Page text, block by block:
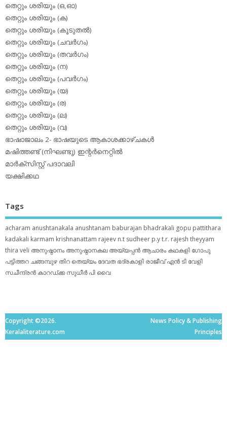
തെറ്റും ശരിയും (ഒ,ഓ)
തെറ്റും ശരിയും (ക)
തെറ്റും ശരിയും (കൂടുതല്‍)
തെറ്റും ശരിയും (ചവര്‍ഗം)
തെറ്റും ശരിയും (തവര്‍ഗം)
തെറ്റും ശരിയും (ന)
തെറ്റും ശരിയും (പവര്‍ഗം)
തെറ്റും ശരിയും (യ)
തെറ്റും ശരിയും (ര)
തെറ്റും ശരിയും (ല)
തെറ്റും ശരിയും (വ)
ഭാഷാജാലം 2- ഭാഷയുടെ ആകാശക്കാഴ്ചകള്‍
മഷിത്തണ്ട് (നിഘണ്ടു) ഇന്റര്‍നെറ്റില്‍
മാര്‍ക്‌സിസ്റ്റ് പദാവലി
യക്ഷിക്കഥ
Tags
acharam anushtanakala anushtanam baburajan bhadrakali gopu pattithara
kadakali karmam krishnanattam rajeev n.t sudheer p.yt.r. rajesh theyyam
thira veli അനുഷ്ഠാനം അനുഷ്ഠാനകല അയ്യപ്പന്‍ ആചാരം കഥകളി ഗോപു
പട്ടിത്തറ ചങ്ങമ്പുഴ തിറ തെയ്യം ദേവത ഭദ്രകാളി രാജീവ് എൻ ടി വേളി
സചീന്ദ്രന്‍ കാറഡ്ക്ക സുധീര്‍ പി വൈ
Copyright ©2026.
Keralaliterature.com
News Policy & Publishing
Principles